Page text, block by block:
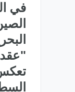
في
"عقد